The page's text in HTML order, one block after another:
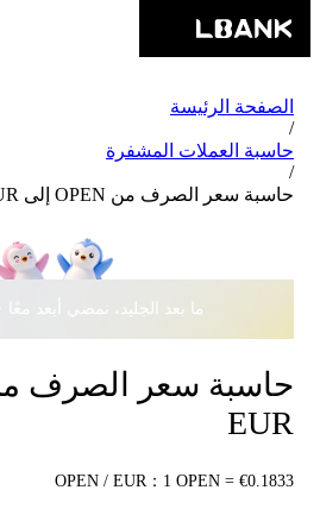
الصفحة الرئيسة
/
حاسبة العملات المشفرة
/
حاسبة سعر الصرف من OPEN إلى EUR
ما بعد الجليد، نمضي أبعد معًا · ‎
EUR
OPEN / EUR：1 OPEN = €0.1833